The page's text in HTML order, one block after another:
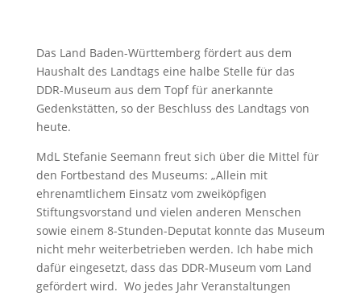
Das Land Baden-Württemberg fördert aus dem
Haushalt des Landtags eine halbe Stelle für das
DDR-Museum aus dem Topf für anerkannte
Gedenkstätten, so der Beschluss des Landtags von
heute.
MdL Stefanie Seemann freut sich über die Mittel für
den Fortbestand des Museums: „Allein mit
ehrenamtlichem Einsatz vom zweiköpfigen
Stiftungsvorstand und vielen anderen Menschen
sowie einem 8-Stunden-Deputat konnte das Museum
nicht mehr weiterbetrieben werden. Ich habe mich
dafür eingesetzt, dass das DDR-Museum vom Land
gefördert wird. Wo jedes Jahr Veranstaltungen